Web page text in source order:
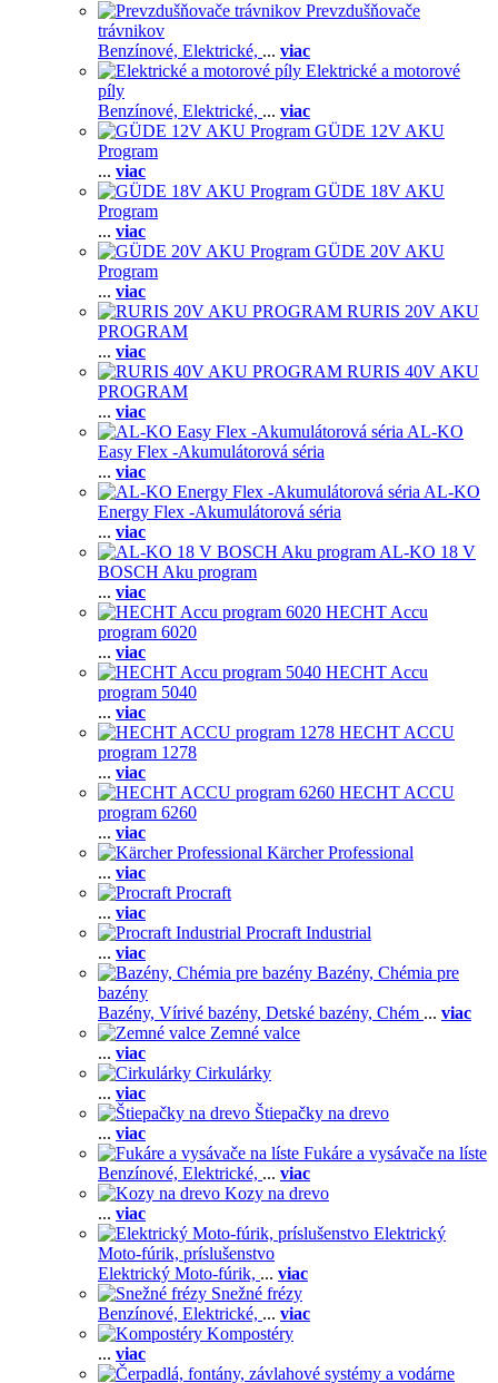
Prevzdušňovače
trávnikov
Benzínové, Elektrické, ... viac
Elektrické a motorové
píly
Benzínové, Elektrické, ... viac
GÜDE 12V AKU
Program
... viac
GÜDE 18V AKU
Program
... viac
GÜDE 20V AKU
Program
... viac
RURIS 20V AKU
PROGRAM
... viac
RURIS 40V AKU
PROGRAM
... viac
AL-KO
Easy Flex -Akumulátorová séria
... viac
AL-KO
Energy Flex -Akumulátorová séria
... viac
AL-KO 18 V
BOSCH Aku program
... viac
HECHT Accu
program 6020
... viac
HECHT Accu
program 5040
... viac
HECHT ACCU
program 1278
... viac
HECHT ACCU
program 6260
... viac
Kärcher Professional
... viac
Procraft
... viac
Procraft Industrial
... viac
Bazény, Chémia pre
bazény
Bazény, Vírivé bazény, Detské bazény, Chém ... viac
Zemné valce
... viac
Cirkulárky
... viac
Štiepačky na drevo
... viac
Fukáre a vysávače na líste
Benzínové, Elektrické, ... viac
Kozy na drevo
... viac
Elektrický
Moto-fúrik, príslušenstvo
Elektrický Moto-fúrik, ... viac
Snežné frézy
Benzínové, Elektrické, ... viac
Kompostéry
... viac